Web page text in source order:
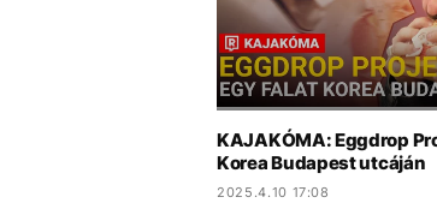
KAJAKÓMA: Eggdrop
Korea Budapest utcáján
2025.4.10 17:08